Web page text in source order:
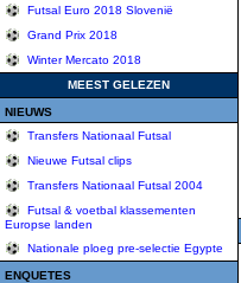
Futsal Euro 2018 Slovenië
Grand Prix 2018
Winter Mercato 2018
MEEST GELEZEN
NIEUWS
Transfers Nationaal Futsal
Nieuwe Futsal clips
Transfers Nationaal Futsal 2004
Futsal & voetbal klassementen
Europse landen
Nationale ploeg pre-selectie Egypte
ENQUETES